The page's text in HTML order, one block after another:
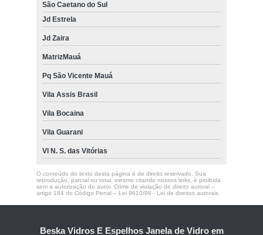
São Caetano do Sul
Jd Estrela
Jd Zaira
MatrizMauá
Pq São Vicente Mauá
Vila Assis Brasil
Vila Bocaina
Vila Guarani
Vl N. S. das Vitórias
O conteúdo do texto desta página é de direito reservado. Sua
reprodução, parcial ou total, mesmo citando nossos links, é proibida
sem a autorização do autor. Crime de violação de direito autoral –
artigo 184 do Código Penal – Lei 9610/98 - Lei de direitos autorais.
Beska Vidros E Espelhos Janela de Vidro em